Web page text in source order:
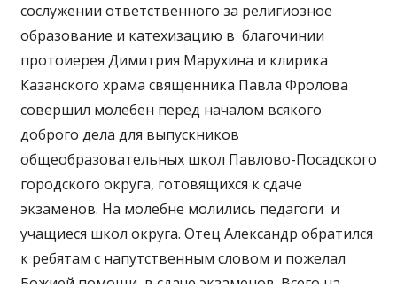
сослужении ответственного за религиозное
образование и катехизацию в благочинии
протоиерея Димитрия Марухина и клирика
Казанского храма священника Павла Фролова
совершил молебен перед началом всякого
доброго дела для выпускников
общеобразовательных школ Павлово-Посадского
городского округа, готовящихся к сдаче
экзаменов. На молебне молились педагоги и
учащиеся школ округа. Отец Александр обратился
к ребятам с напутственным словом и пожелал